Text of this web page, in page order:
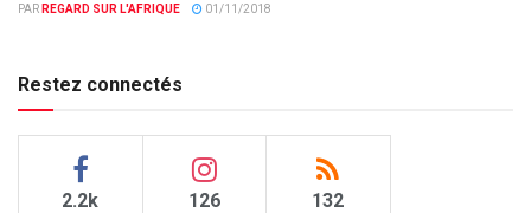
PAR REGARD SUR L'AFRIQUE 01/11/2018
Restez connectés
2.2k 126 132